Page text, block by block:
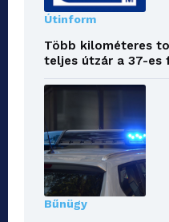
Útinform
Több kilométeres
teljes útzár a 37-es
Bűnügy